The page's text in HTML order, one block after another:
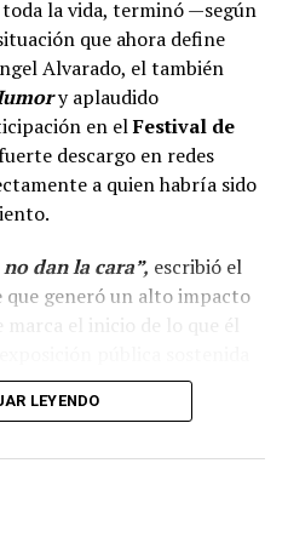
la vida, terminó —según
que ahora define
Alvarado, el también
y aplaudido
en elFestival de
descargo en redes
a quien habría sido
dan la cara”, escribió el
que generó un alto impacto
marca el inicio de lo que él
ya ha
dos mes
LEYENDO